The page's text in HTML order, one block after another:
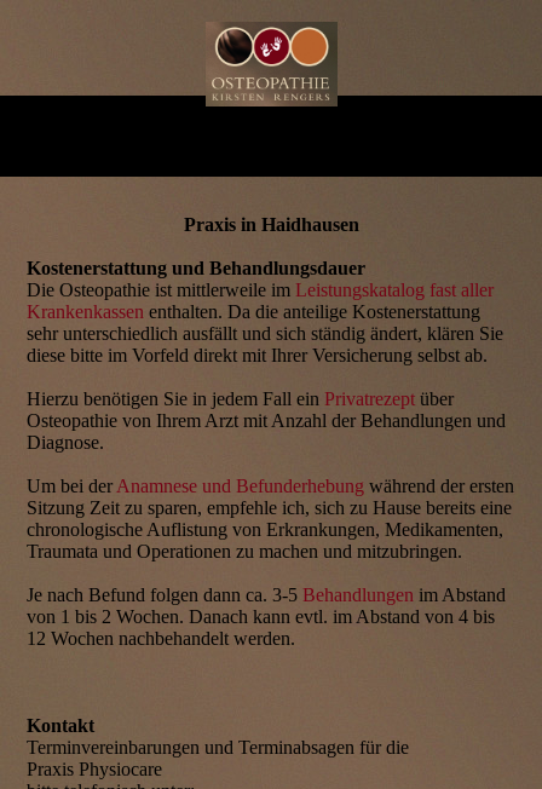
Praxis in Haidhausen
Kostenerstattung und Behandlungsdauer
Die Osteopathie ist mittlerweile imLeistungskatalog fast aller
Krankenkassen enthalten. Da die anteilige Kostenerstattung
sehr unterschiedlich ausfällt und sich ständig ändert, klären Sie
diese bitte im Vorfeld direkt mit Ihrer Versicherung selbst ab.
Hierzu benötigen Sie in jedem Fall ein Privatrezept über
Osteopathie von Ihrem Arzt mit Anzahl der Behandlungen und
Diagnose.
Um bei derAnamnese und Befunderhebung während der ersten
Sitzung Zeit zu sparen, empfehle ich, sich zu Hause bereits eine
chronologische Auflistung von Erkrankungen, Medikamenten,
Traumata und Operationen zu machen und mitzubringen.
Je nach Befund folgen dann ca. 3-5Behandlungen im Abstand
von 1 bis 2 Wochen. Danach kann evtl. im Abstand von 4 bis
12 Wochen nachbehandelt werden.
Kontakt
Terminvereinbarungen und Terminabsagen für die
Praxis Physiocare